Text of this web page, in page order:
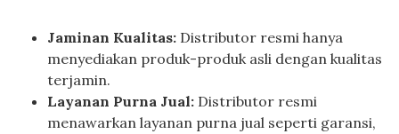
Jaminan Kualitas: Distributor resmi hanya
menyediakan produk-produk asli dengan kualitas
terjamin.
Layanan Purna Jual: Distributor resmi
menawarkan layanan purna jual seperti garansi,